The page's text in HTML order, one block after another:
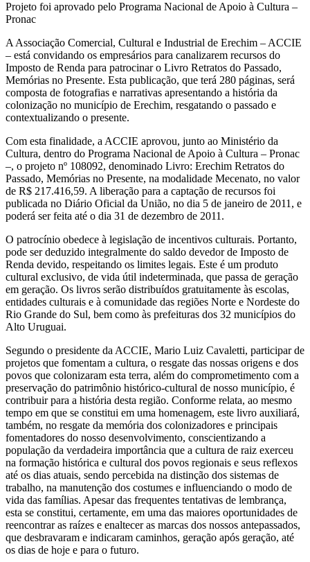
Projeto foi aprovado pelo Programa Nacional de Apoio à Cultura –
Pronac
A Associação Comercial, Cultural e Industrial de Erechim – ACCIE
– está convidando os empresários para canalizarem recursos do
Imposto de Renda para patrocinar o Livro Retratos do Passado,
Memórias no Presente. Esta publicação, que terá 280 páginas, será
composta de fotografias e narrativas apresentando a história da
colonização no município de Erechim, resgatando o passado e
contextualizando o presente.
Com esta finalidade, a ACCIE aprovou, junto ao Ministério da
Cultura, dentro do Programa Nacional de Apoio à Cultura – Pronac
–, o projeto nº 108092, denominado Livro: Erechim Retratos do
Passado, Memórias no Presente, na modalidade Mecenato, no valor
de R$ 217.416,59. A liberação para a captação de recursos foi
publicada no Diário Oficial da União, no dia 5 de janeiro de 2011, e
poderá ser feita até o dia 31 de dezembro de 2011.
O patrocínio obedece à legislação de incentivos culturais. Portanto,
pode ser deduzido integralmente do saldo devedor de Imposto de
Renda devido, respeitando os limites legais. Este é um produto
cultural exclusivo, de vida útil indeterminada, que passa de geração
em geração. Os livros serão distribuídos gratuitamente às escolas,
entidades culturais e à comunidade das regiões Norte e Nordeste do
Rio Grande do Sul, bem como às prefeituras dos 32 municípios do
Alto Uruguai.
Segundo o presidente da ACCIE, Mario Luiz Cavaletti, participar de
projetos que fomentam a cultura, o resgate das nossas origens e dos
povos que colonizaram esta terra, além do comprometimento com a
preservação do patrimônio histórico-cultural de nosso município, é
contribuir para a história desta região. Conforme relata, ao mesmo
tempo em que se constitui em uma homenagem, este livro auxiliará,
também, no resgate da memória dos colonizadores e principais
fomentadores do nosso desenvolvimento, conscientizando a
população da verdadeira importância que a cultura de raiz exerceu
na formação histórica e cultural dos povos regionais e seus reflexos
até os dias atuais, sendo percebida na distinção dos sistemas de
trabalho, na manutenção dos costumes e influenciando o modo de
vida das famílias. Apesar das frequentes tentativas de lembrança,
esta se constitui, certamente, em uma das maiores oportunidades de
reencontrar as raízes e enaltecer as marcas dos nossos antepassados,
que desbravaram e indicaram caminhos, geração após geração, até
os dias de hoje e para o futuro.